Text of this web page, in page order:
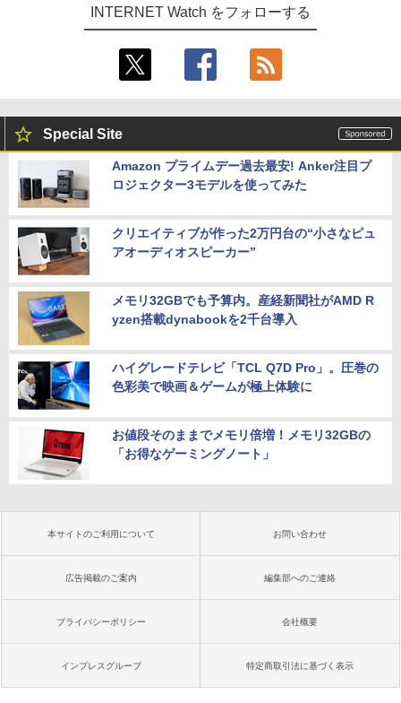
INTERNET Watch をフォローする
Special Site
Amazon プライムデー過去最安! Anker注目プ
ロジェクター3モデルを使ってみた
クリエイティブが作った2万円台の“小さなピュ
アオーディオスピーカー”
メモリ32GBでも予算内。産経新聞社がAMD R
yzen搭載dynabookを2千台導入
ハイグレードテレビ「TCL Q7D Pro」。圧巻の
色彩美で映画＆ゲームが極上体験に
お値段そのままでメモリ倍増！メモリ32GBの
「お得なゲーミングノート」
本サイトのご利用について お問い合わせ
広告掲載のご案内 編集部へのご連絡
プライバシーポリシー 会社概要
インプレスグループ 特定商取引法に基づく表示